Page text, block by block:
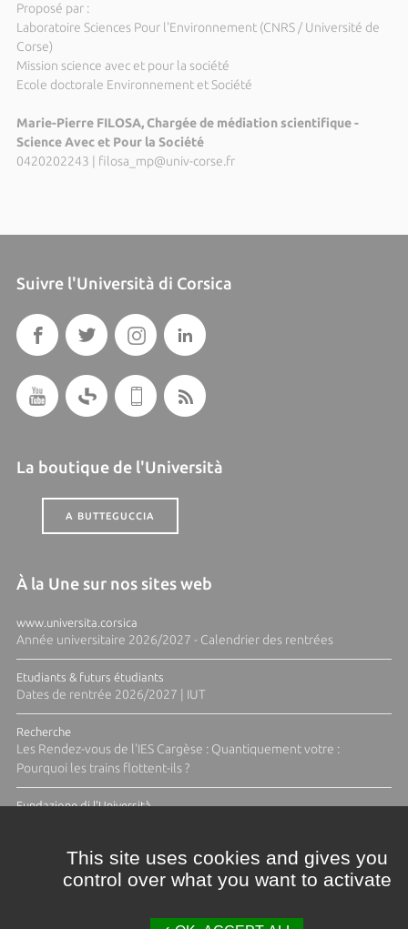
Proposé par :
Laboratoire Sciences Pour l'Environnement (CNRS / Université de
Corse)
Mission science avec et pour la société
Ecole doctorale Environnement et Société
Marie-Pierre FILOSA, Chargée de médiation scientifique -
Science Avec et Pour la Société
0420202243
filosa_mp@univ-corse.fr
Suivre l'Università di Corsica
La boutique de l'Università
A BUTTEGUCCIA
À la Une sur nos sites web
www.universita.corsica
Année universitaire 2026/2027 - Calendrier des rentrées
Etudiants & futurs étudiants
Dates de rentrée 2026/2027 | IUT
Recherche
Les Rendez-vous de l'IES Cargèse : Quantiquement votre :
Pourquoi les trains flottent-ils ?
Fundazione di l'Università
This site uses cookies and gives you
control over what you want to activate